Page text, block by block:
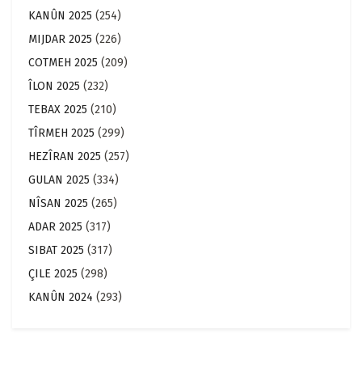
KANÛN 2025 (254)
MIJDAR 2025 (226)
COTMEH 2025 (209)
ÎLON 2025 (232)
TEBAX 2025 (210)
TÎRMEH 2025 (299)
HEZÎRAN 2025 (257)
GULAN 2025 (334)
NÎSAN 2025 (265)
ADAR 2025 (317)
SIBAT 2025 (317)
ÇILE 2025 (298)
KANÛN 2024 (293)